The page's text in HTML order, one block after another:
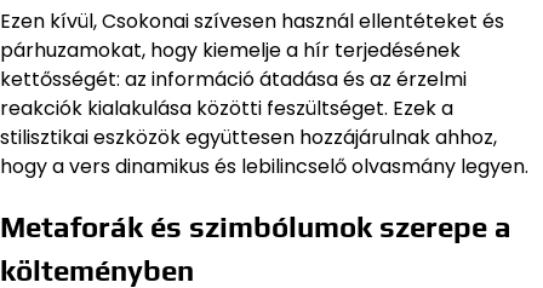
Ezen kívül, Csokonai szívesen használ ellentéteket és
párhuzamokat, hogy kiemelje a hír terjedésének
kettősségét: az információ átadása és az érzelmi
reakciók kialakulása közötti feszültséget. Ezek a
stilisztikai eszközök együttesen hozzájárulnak ahhoz,
hogy a vers dinamikus és lebilincselő olvasmány legyen.
Metaforák és szimbólumok szerepe a
költeményben